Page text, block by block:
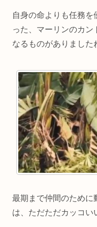
自身の命よりも任務
った、マーリンのカン
なるものがありました
最期まで仲間のために
は、ただただカッコい